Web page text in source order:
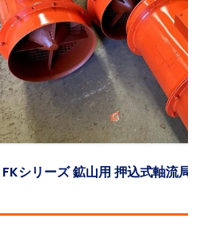
式軸流局所送風機（局扇）